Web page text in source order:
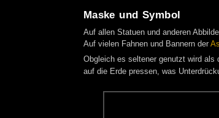
Maske und Symbol
Auf allen Statuen und anderen
Auf vielen Fahnen und Bannern der
Obgleich es seltener genutzt wird
auf die Erde pressen, was